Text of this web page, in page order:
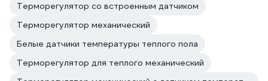
Терморегулятор со встроенным датчиком
Терморегулятор механический
Белые датчики температуры теплого пола
Терморегулятор для теплого механический